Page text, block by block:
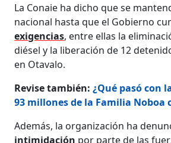
La Conaie ha dicho que se
nacional hasta que el Gobierno
exigencias, entre ellas la
diésel y la liberación de 12
en Otavalo.
Revise también: ¿Qué pasó con
93 millones de la Familia Noboa
Además, la organización ha
intimidación por parte de las